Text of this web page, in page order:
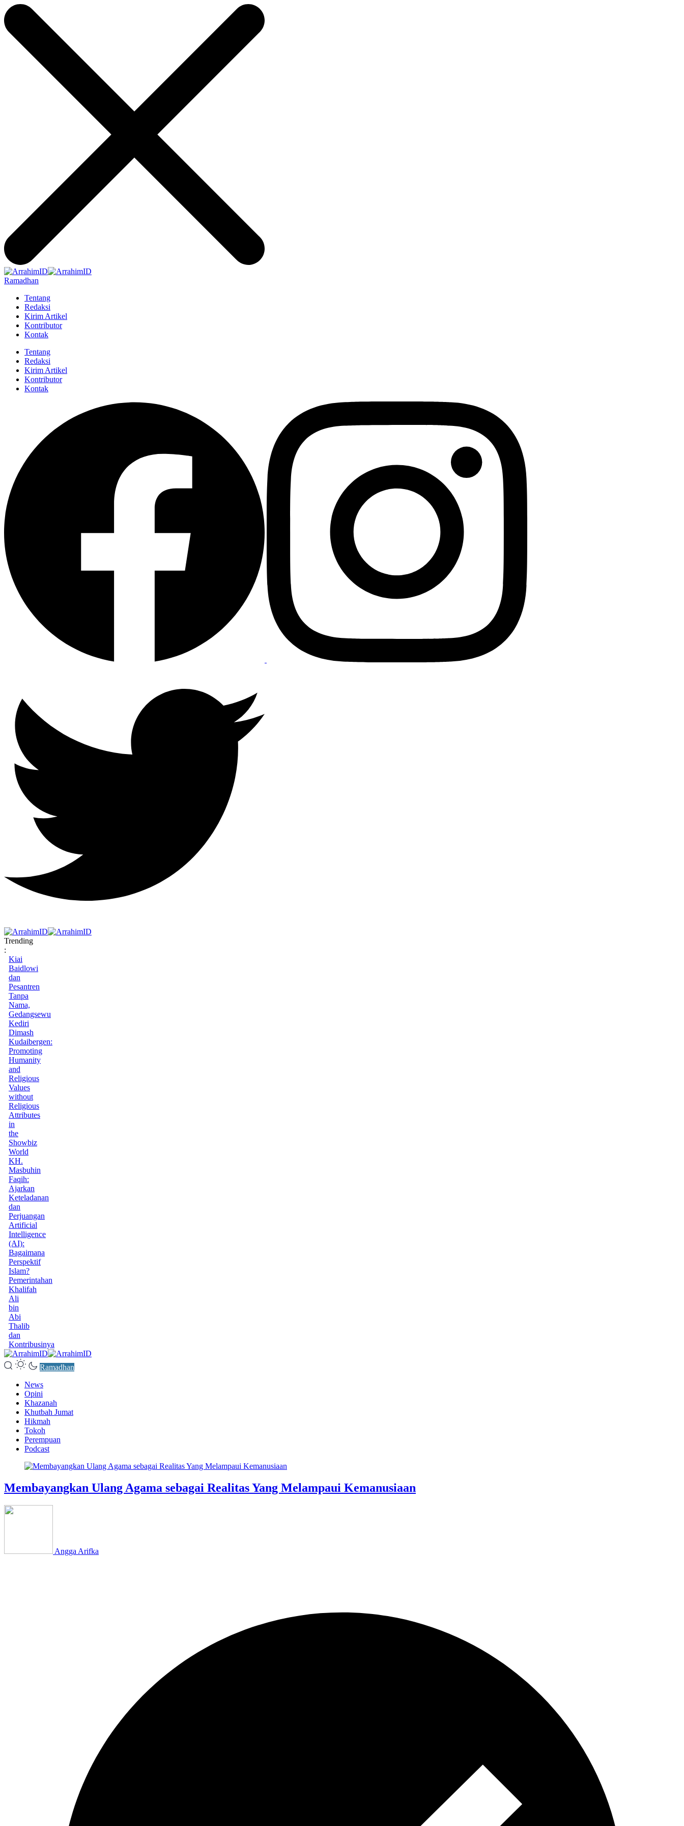
Ramadhan
Tentang
Redaksi
Kirim Artikel
Kontributor
Kontak
Tentang
Redaksi
Kirim Artikel
Kontributor
Kontak
Trending
:
Kiai
Baidlowi
dan
Pesantren
Tanpa
Nama,
Gedangsewu
Kediri
Dimash
Kudaibergen:
Promoting
Humanity
and
Religious
Values
without
Religious
Attributes
in
the
Showbiz
World
KH.
Masbuhin
Faqih:
Ajarkan
Keteladanan
dan
Perjuangan
Artificial
Intelligence
(AI):
Bagaimana
Perspektif
Islam?
Pemerintahan
Khalifah
Ali
bin
Abi
Thalib
dan
Kontribusinya
Ramadhan
News
Opini
Khazanah
Khutbah Jumat
Hikmah
Tokoh
Perempuan
Podcast
Membayangkan Ulang Agama sebagai Realitas Yang Melampaui Kemanusiaan
Angga Arifka